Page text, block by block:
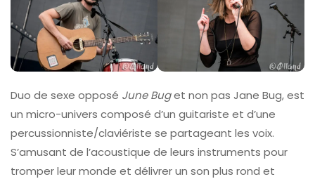
Duo de sexe opposé June Buget non pas Jane Bug, est
un micro-univers composé d’un guitariste et d’une
percussionniste/claviériste se partageant les voix.
S’amusant de l’acoustique de leurs instruments pour
tromper leur monde et délivrer un son plus rond et